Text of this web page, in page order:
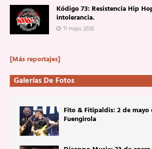
Kódigo 73: Resistencia Hip
intolerancia.
11 mayo, 2026
[Más reportajes]
Galerías De Fotos
Fito & Fitipaldis: 2 de mayo
Fuengirola